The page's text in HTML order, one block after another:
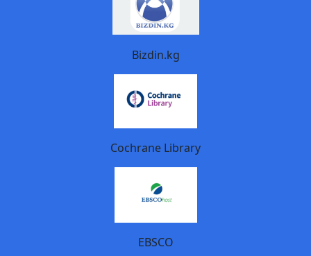
Bizdin.kg
Cochrane Library
EBSCO